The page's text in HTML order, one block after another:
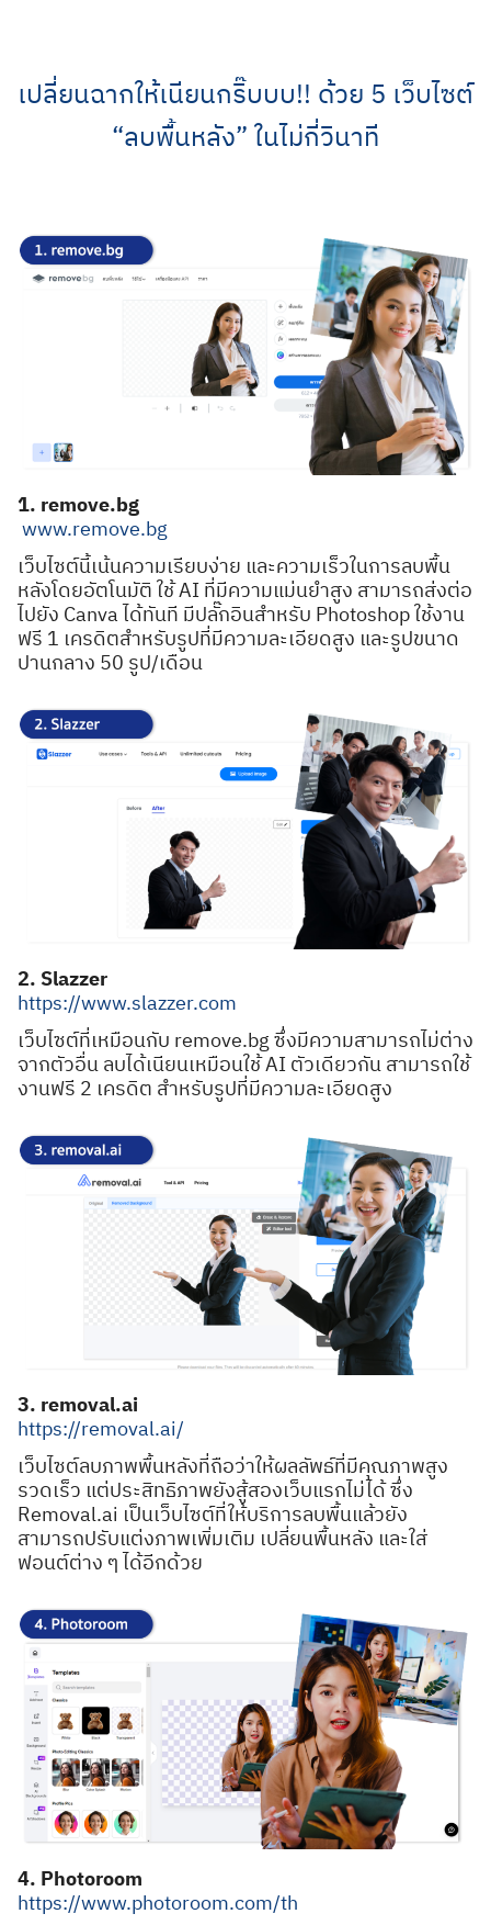
content
for:
Search
เปลี่ยนฉากให้เนียนกริ๊บบบ!! ด้วย 5 เว็บไซต์
“ลบพื้นหลัง” ในไม่กี่วินาที
1. remove.bg
www.remove.bg
เว็บไซต์นี้เน้นความเรียบง่าย และความเร็วในการลบพื้น
หลังโดยอัตโนมัติ ใช้ AI ที่มีความแม่นยำสูง สามารถส่งต่อ
ไปยัง Canva ได้ทันที มีปลั๊กอินสำหรับ Photoshop ใช้งาน
ฟรี 1 เครดิตสำหรับรูปที่มีความละเอียดสูง และรูปขนาด
ปานกลาง 50 รูป/เดือน
2. Slazzer
https://www.slazzer.com
เว็บไซต์ที่เหมือนกับ remove.bg ซึ่งมีความสามารถไม่ต่าง
จากตัวอื่น ลบได้เนียนเหมือนใช้ AI ตัวเดียวกัน สามารถใช้
งานฟรี 2 เครดิต สำหรับรูปที่มีความละเอียดสูง
3. removal.ai
https://removal.ai/
เว็บไซต์ลบภาพพื้นหลังที่ถือว่าให้ผลลัพธ์ที่มีคุณภาพสูง
รวดเร็ว แต่ประสิทธิภาพยังสู้สองเว็บแรกไม่ได้ ซึ่ง
Removal.ai เป็นเว็บไซต์ที่ให้บริการลบพื้นแล้วยัง
สามารถปรับแต่งภาพเพิ่มเติม เปลี่ยนพื้นหลัง และใส่
ฟอนต์ต่าง ๆ ได้อีกด้วย
4. Photoroom
https://www.photoroom.com/th